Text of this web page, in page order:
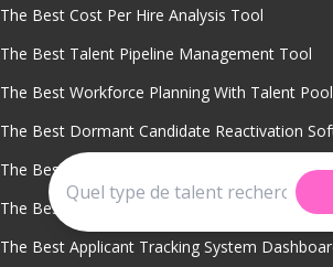
The Best Cost Per Hire Analysis Tool
The Best Talent Pipeline Management Tool
The Best Workforce Planning With Talent
The Best Dormant Candidate Reactivation
The Best Talent Pool Segmentation Analytics
The Best Recruitment Crm System
The Best Applicant Tracking System